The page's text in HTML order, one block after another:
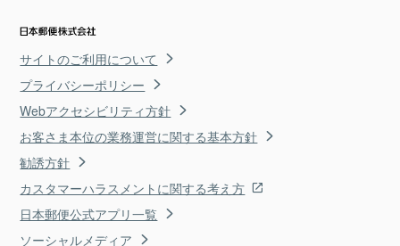
サイトのご利用について
プライバシーポリシー
Webアクセシビリティ方針
お客さま本位の業務運営に関する基本方針
勧誘方針
カスタマーハラスメントに関する考え方
日本郵便公式アプリ一覧
ソーシャルメディア